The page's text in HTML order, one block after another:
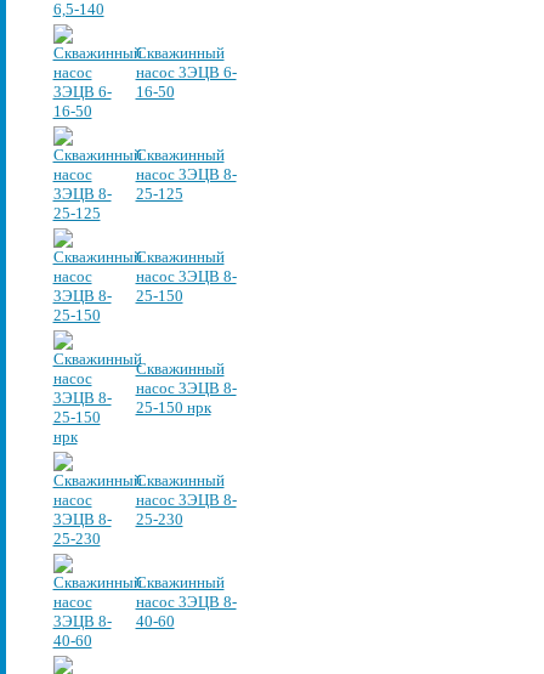
Скважинный
насос 3ЭЦВ 6-
16-50
Скважинный
насос 3ЭЦВ 8-
25-125
Скважинный
насос 3ЭЦВ 8-
25-150
Скважинный
насос 3ЭЦВ 8-
25-150 нрк
Скважинный
насос 3ЭЦВ 8-
25-230
Скважинный
насос 3ЭЦВ 8-
40-60